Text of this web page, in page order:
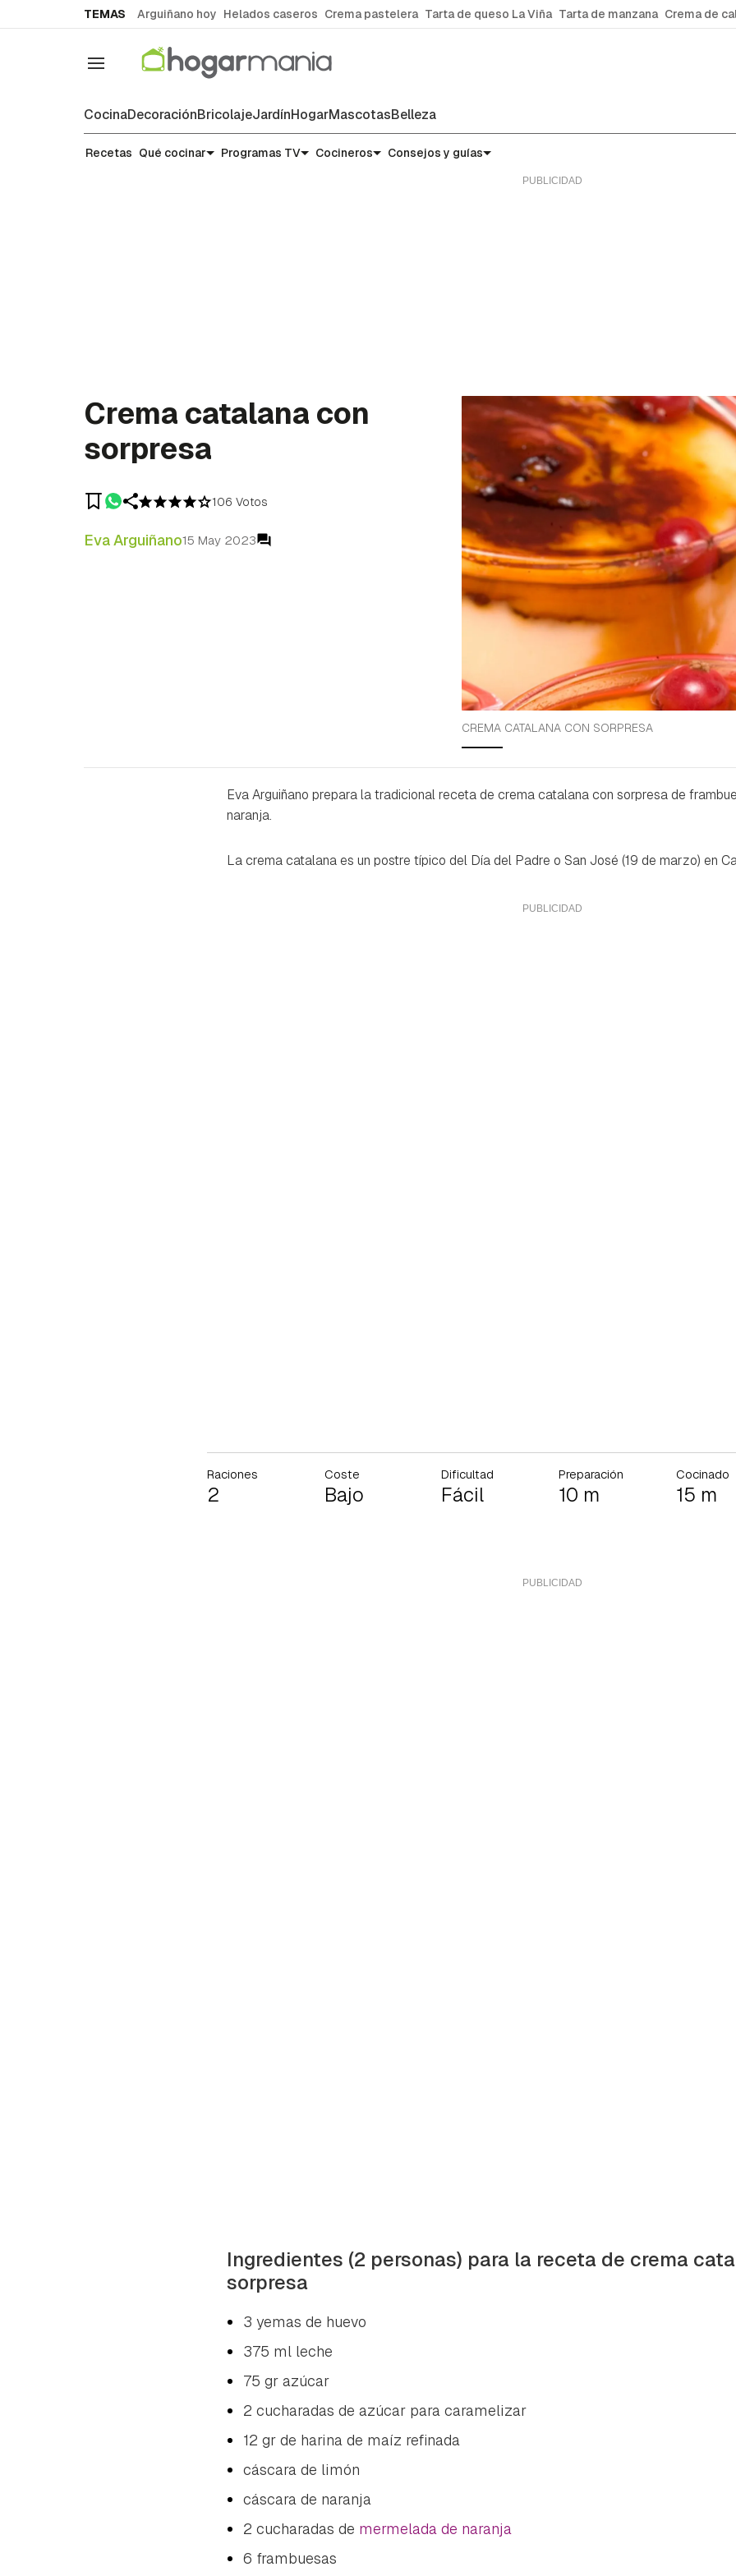
TEMAS Arguiñano hoy Helados caseros Crema pastelera Tarta de queso La Viña Tarta de manzana Crema de
Navegación
CocinaDecoraciónBricolajeJardínHogarMascotasBelleza
Recetas
Recetas Qué cocinar Programas TV Cocineros Consejos y guías
Crema catalana con
sorpresa
106 Votos
Eva Arguiñano15 May 2023
CREMA CATALANA CON SORPRESA
Eva Arguiñano prepara la tradicional receta de crema catalana con sorpresa de
naranja.
La crema catalana es un postre típico del Día del Padre o San José (19 de marzo) en
Raciones
2
Coste
Bajo
Dificultad
Fácil
Preparación
10 m
Cocinado
15 m
Ingredientes (2 personas) para la receta de crema
sorpresa
3 yemas de huevo
375 ml leche
75 gr azúcar
2 cucharadas de azúcar para caramelizar
12 gr de harina de maíz refinada
cáscara de limón
cáscara de naranja
2 cucharadas de mermelada de naranja
6 frambuesas